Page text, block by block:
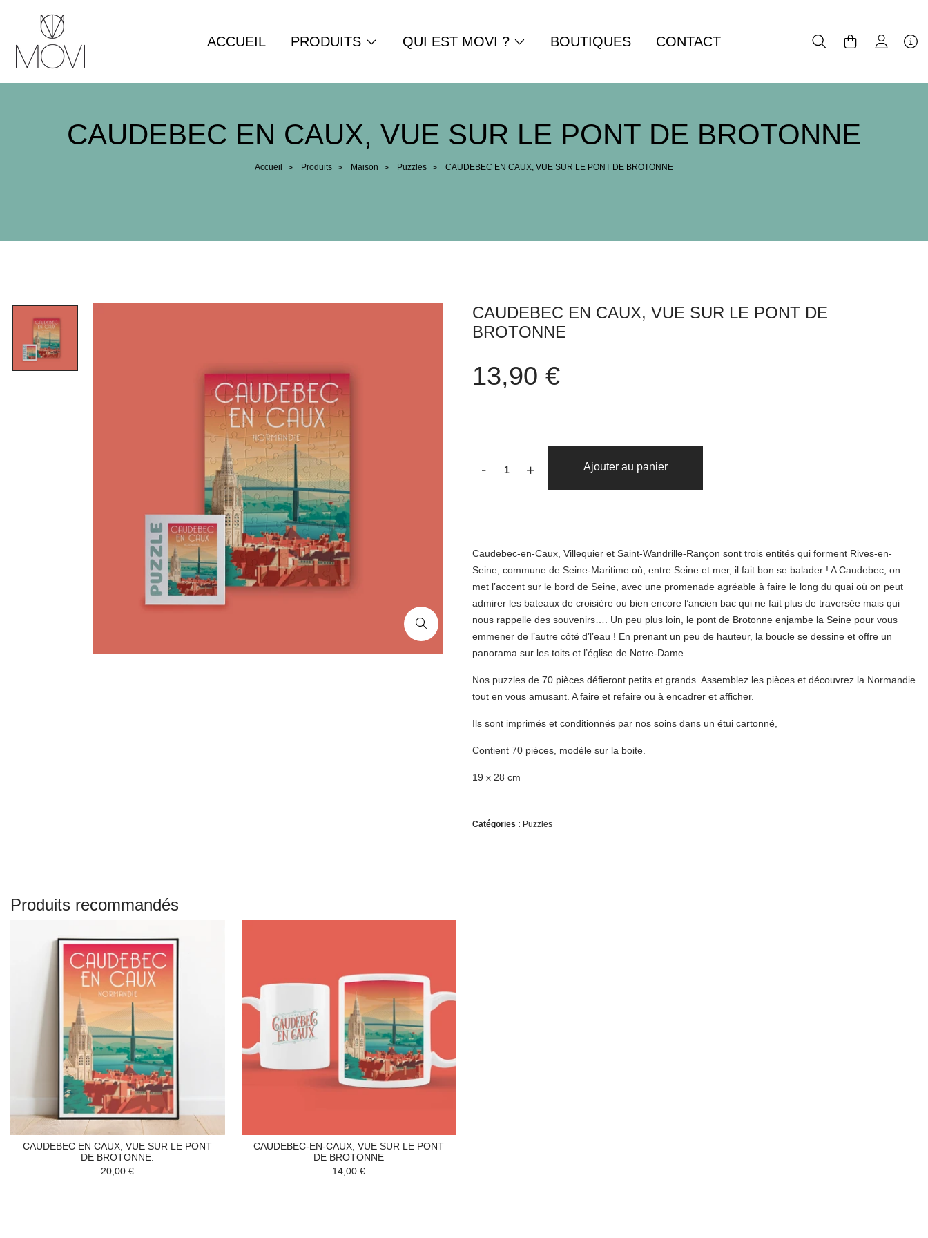
ACCUEIL PRODUITS QUI EST MOVI ? BOUTIQUES CONTACT
CAUDEBEC EN CAUX, VUE SUR LE PONT DE BROTONNE
Accueil > Produits > Maison > Puzzles > CAUDEBEC EN CAUX, VUE SUR LE PONT DE BROTONNE
CAUDEBEC EN CAUX, VUE SUR LE PONT DE
BROTONNE
13,90 €
- + Ajouter au panier
Caudebec-en-Caux, Villequier et Saint-Wandrille-Rançon sont trois entités qui forment Rives-en-
Seine, commune de Seine-Maritime où, entre Seine et mer, il fait bon se balader ! A Caudebec, on
met l’accent sur le bord de Seine, avec une promenade agréable à faire le long du quai où on peut
admirer les bateaux de croisière ou bien encore l’ancien bac qui ne fait plus de traversée mais qui
nous rappelle des souvenirs…. Un peu plus loin, le pont de Brotonne enjambe la Seine pour vous
emmener de l’autre côté d’l’eau ! En prenant un peu de hauteur, la boucle se dessine et offre un
panorama sur les toits et l’église de Notre-Dame.
Nos puzzles de 70 pièces défieront petits et grands. Assemblez les pièces et découvrez la Normandie
tout en vous amusant. A faire et refaire ou à encadrer et afficher.
Ils sont imprimés et conditionnés par nos soins dans un étui cartonné,
Contient 70 pièces, modèle sur la boite.
19 x 28 cm
Catégories : Puzzles
Produits recommandés
CAUDEBEC EN CAUX, VUE SUR LE PONT
DE BROTONNE.
20,00 €
CAUDEBEC-EN-CAUX, VUE SUR LE PONT
DE BROTONNE
14,00 €